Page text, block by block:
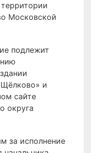
Московской
подлежит
и
сайте
округа
за исполнение